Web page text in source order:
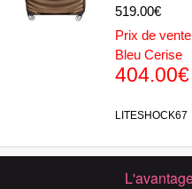
519.00€
Prix de vente
Bleu Cerise
404.00€
LITESHOCK67